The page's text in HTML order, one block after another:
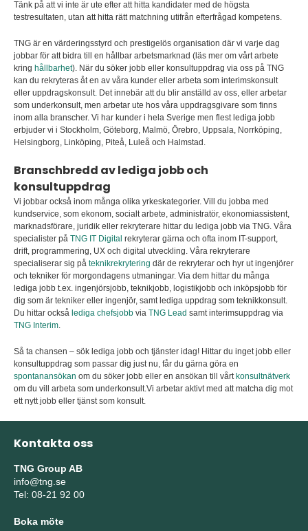
Tänk på att vi inte är ute efter att hitta kandidater med de högsta
testresultaten, utan att hitta rätt matchning utifrån efterfrågad kompetens.
TNG är en värderingsstyrd och prestigelös organisation där vi varje dag
jobbar för att bidra till en hållbar arbetsmarknad (läs mer om vårt arbete
kring hållbarhet). När du söker jobb eller konsultuppdrag via oss på TNG
kan du rekryteras åt en av våra kunder eller arbeta som interimskonsult
eller uppdragskonsult. Det innebär att du blir anställd av oss, eller arbetar
som underkonsult, men arbetar ute hos våra uppdragsgivare som finns
inom alla branscher. Vi har kunder i hela Sverige men flest lediga jobb
erbjuder vi i Stockholm, Göteborg, Malmö, Örebro, Uppsala, Norrköping,
Helsingborg, Linköping, Piteå, Luleå och Halmstad.
Branschbredd av lediga jobb och
konsultuppdrag
Vi jobbar också inom många olika yrkeskategorier. Vill du jobba med
kundservice, som ekonom, socialt arbete, administratör, ekonomiassistent,
marknadsförare, juridik eller rekryterare hittar du lediga jobb via TNG. Våra
specialister på TNG IT Digital rekryterar gärna och ofta inom IT-support,
drift, programmering, UX och digital utveckling. Våra rekryterare
specialiserar sig på teknikrekrytering där de rekryterar och hyr ut ingenjörer
och tekniker för morgondagens utmaningar. Via dem hittar du många
lediga jobb t.ex. ingenjörsjobb, teknikjobb, logistikjobb och inköpsjobb för
dig som är tekniker eller ingenjör, samt lediga uppdrag som teknikkonsult.
Du hittar också lediga chefsjobb via TNG Lead samt interimsuppdrag via
TNG Interim.
Så ta chansen – sök lediga jobb och tjänster idag! Hittar du inget jobb eller
konsultuppdrag som passar dig just nu, får du gärna göra en
spontanansökan om du söker jobb eller en ansökan till vårt konsultnätverk
om du vill arbeta som underkonsult.Vi arbetar aktivt med att matcha dig mot
ett nytt jobb eller tjänst som konsult.
Kontakta oss
TNG Group AB
info@tng.se
Tel: 08-21 92 00
Boka möte